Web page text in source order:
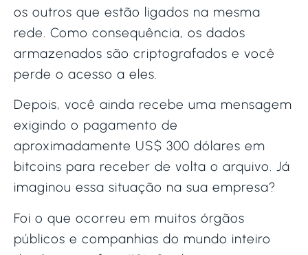
os outros que estão ligados na mesma
rede. Como consequência, os dados
armazenados são criptografados e você
perde o acesso a eles.
Depois, você ainda recebe uma mensagem
exigindo o pagamento de
aproximadamente US$ 300 dólares em
bitcoins para receber de volta o arquivo. Já
imaginou essa situação na sua empresa?
Foi o que ocorreu em muitos órgãos
públicos e companhias do mundo inteiro